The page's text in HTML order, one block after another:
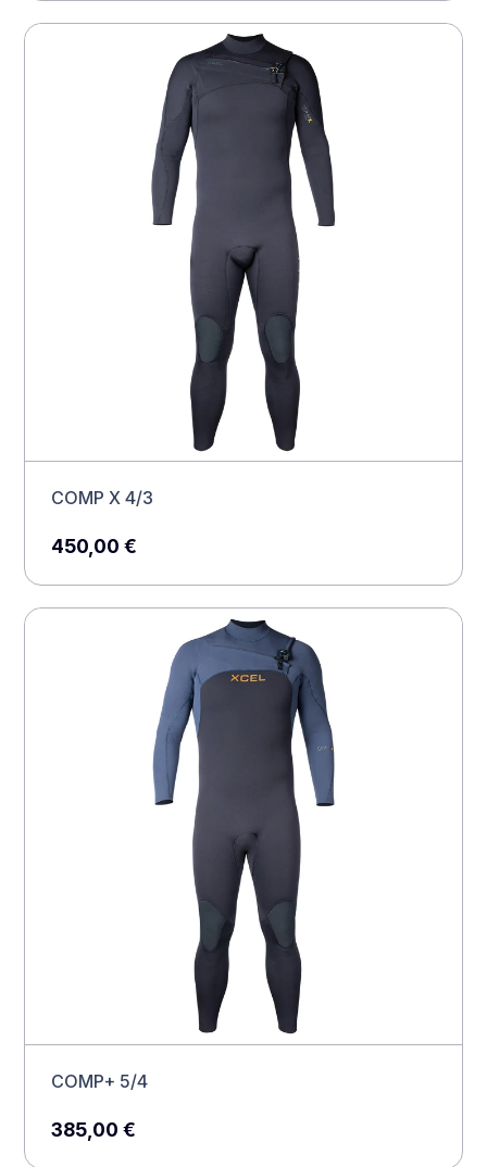
COMP X 4/3
450,00€
COMP+ 5/4
385,00€